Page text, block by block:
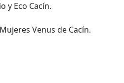
y Eco Cacín.
Venus de Cacín.